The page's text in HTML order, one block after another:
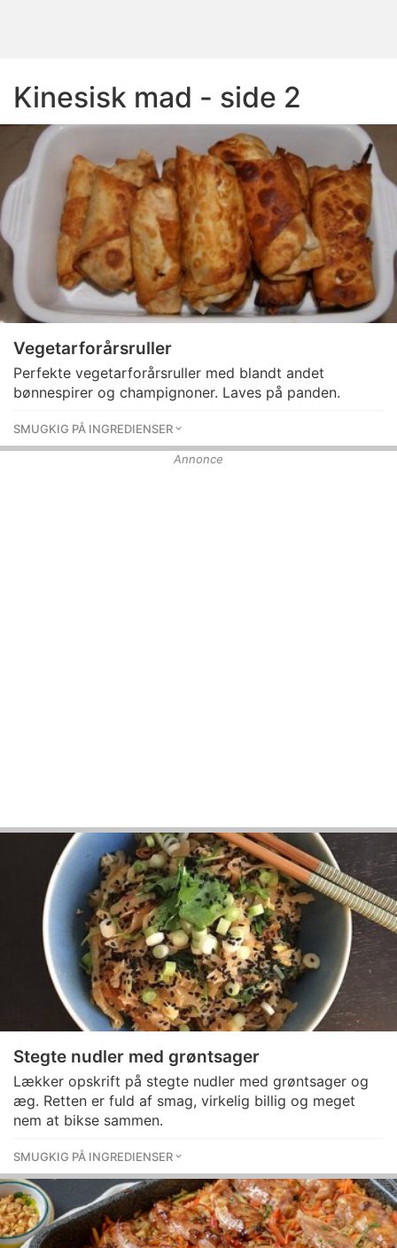
Kinesisk mad - side 2
Vegetarforårsruller
Perfekte vegetarforårsruller med blandt andet
bønnespirer og champignoner. Laves på panden.
SMUGKIG PÅ INGREDIENSER
Annonce
Stegte nudler med grøntsager
Lækker opskrift på stegte nudler med grøntsager og
æg. Retten er fuld af smag, virkelig billig og meget
nem at bikse sammen.
SMUGKIG PÅ INGREDIENSER